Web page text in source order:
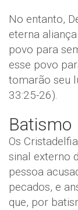
No entanto,
eterna
povo para
esse povo
tomarão seu
33:25-26).
Batismo
Os
sinal externo
pessoa
pecados, e
que, por